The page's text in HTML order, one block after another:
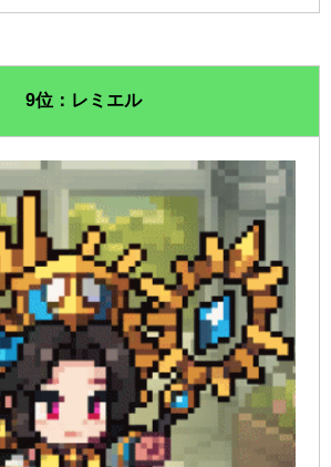
9位：レミエル